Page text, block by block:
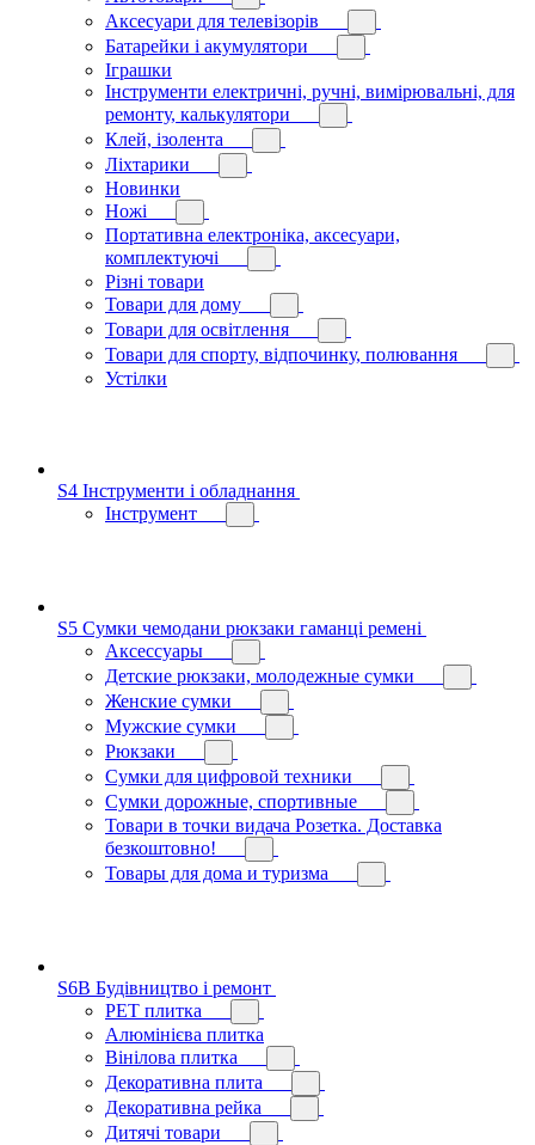
Аксесуари для телевізорів
Батарейки і акумулятори
Іграшки
Інструменти електричні, ручні, вимірювальні, для
ремонту, калькулятори
Клей, ізолента
Ліхтарики
Новинки
Ножі
Портативна електроніка, аксесуари,
комплектуючі
Різні товари
Товари для дому
Товари для освітлення
Товари для спорту, відпочинку, полювання
Устілки
S4 Інструменти і обладнання
Інструмент
S5 Сумки чемодани рюкзаки гаманці ремені
Аксессуары
Детские рюкзаки, молодежные сумки
Женские сумки
Мужские сумки
Рюкзаки
Сумки для цифровой техники
Сумки дорожные, спортивные
Товари в точки видача Розетка. Доставка
безкоштовно!
Товары для дома и туризма
S6B Будівництво і ремонт
PЕT плитка
Алюмінієва плитка
Вінілова плитка
Декоративна плита
Декоративна рейка
Дитячі товари